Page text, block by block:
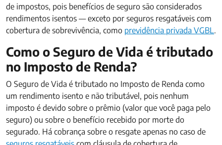
de impostos, pois benefícios de seguro são considerados
rendimentos isentos — exceto por seguros resgatáveis com
cobertura de sobrevivência, como previdência privada VGBL.
Como o Seguro de Vida é tributado
no Imposto de Renda?
O Seguro de Vida é tributado no Imposto de Renda como
um rendimento isento e não tributável, pois nenhum
imposto é devido sobre o prêmio (valor que você paga pelo
seguro) ou sobre o benefício recebido por morte do
segurado. Há cobrança sobre o resgate apenas no caso de